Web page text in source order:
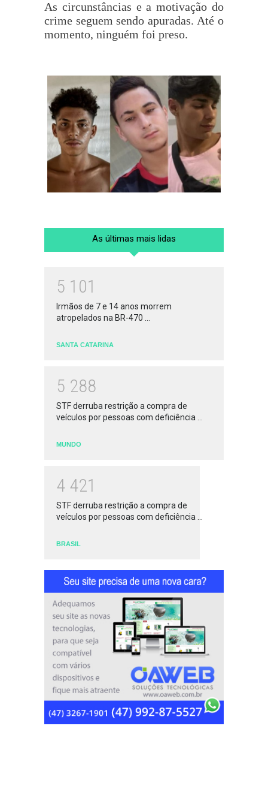
As circunstâncias e a motivação do
crime seguem sendo apuradas. Até o
momento, ninguém foi preso.
As últimas mais lidas
5 1 01
Irmãos de 7 e 14 anos morrem
atropelados na BR-470 ...
SANTA CATARINA
5 288
STF derruba restrição a compra de
veículos por pessoas com deficiência ...
MUNDO
4 421
STF derruba restrição a compra de
veículos por pessoas com deficiência ...
BRASIL